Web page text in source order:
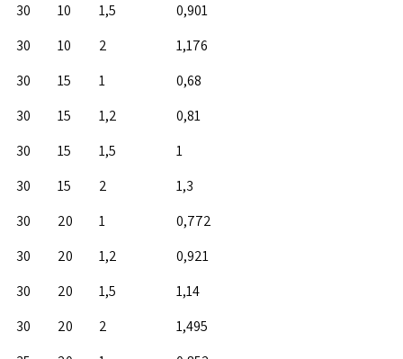
30
10 1,5
0,901
30
10 2
1,176
30
15 1
0,68
30
15 1,2
0,81
30
15 1,5
1
30
15 2
1,3
30
20 1
0,772
30
20 1,2
0,921
30
20 1,5
1,14
30
20 2
1,495